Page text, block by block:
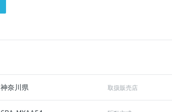
神奈川県 取扱販売店